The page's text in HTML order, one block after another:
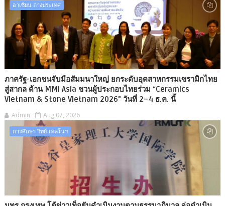
อาเซียน ต่างประเทศ
ภาครัฐ-เอกชนจับมือสัมมนาใหญ่ ยกระดับอุตสาหกรรมเซรามิกไทย
สู่สากล ด้าน MMI Asia ชวนผู้ประกอบไทยร่วม “Ceramics
Vietnam & Stone Vietnam 2026” วันที่ 2–4 ธ.ค. นี้
Admin Aug 07, 2026
การศึกษา วิทย์-เทคโนฯ